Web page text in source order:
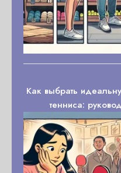
Как выбрать
тенниса: